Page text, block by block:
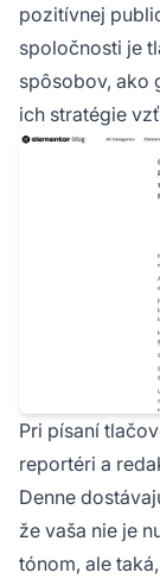
pozitívnej
spoločnosti je
spôsobov, ako
ich stratégie
Pri písaní
reportéri a
Denne
že vaša nie je
tónom, ale